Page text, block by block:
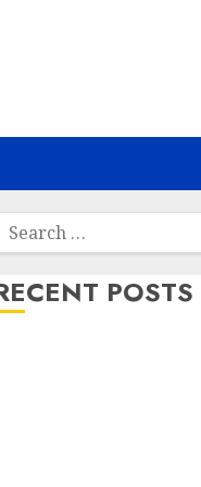
Search
POSTS